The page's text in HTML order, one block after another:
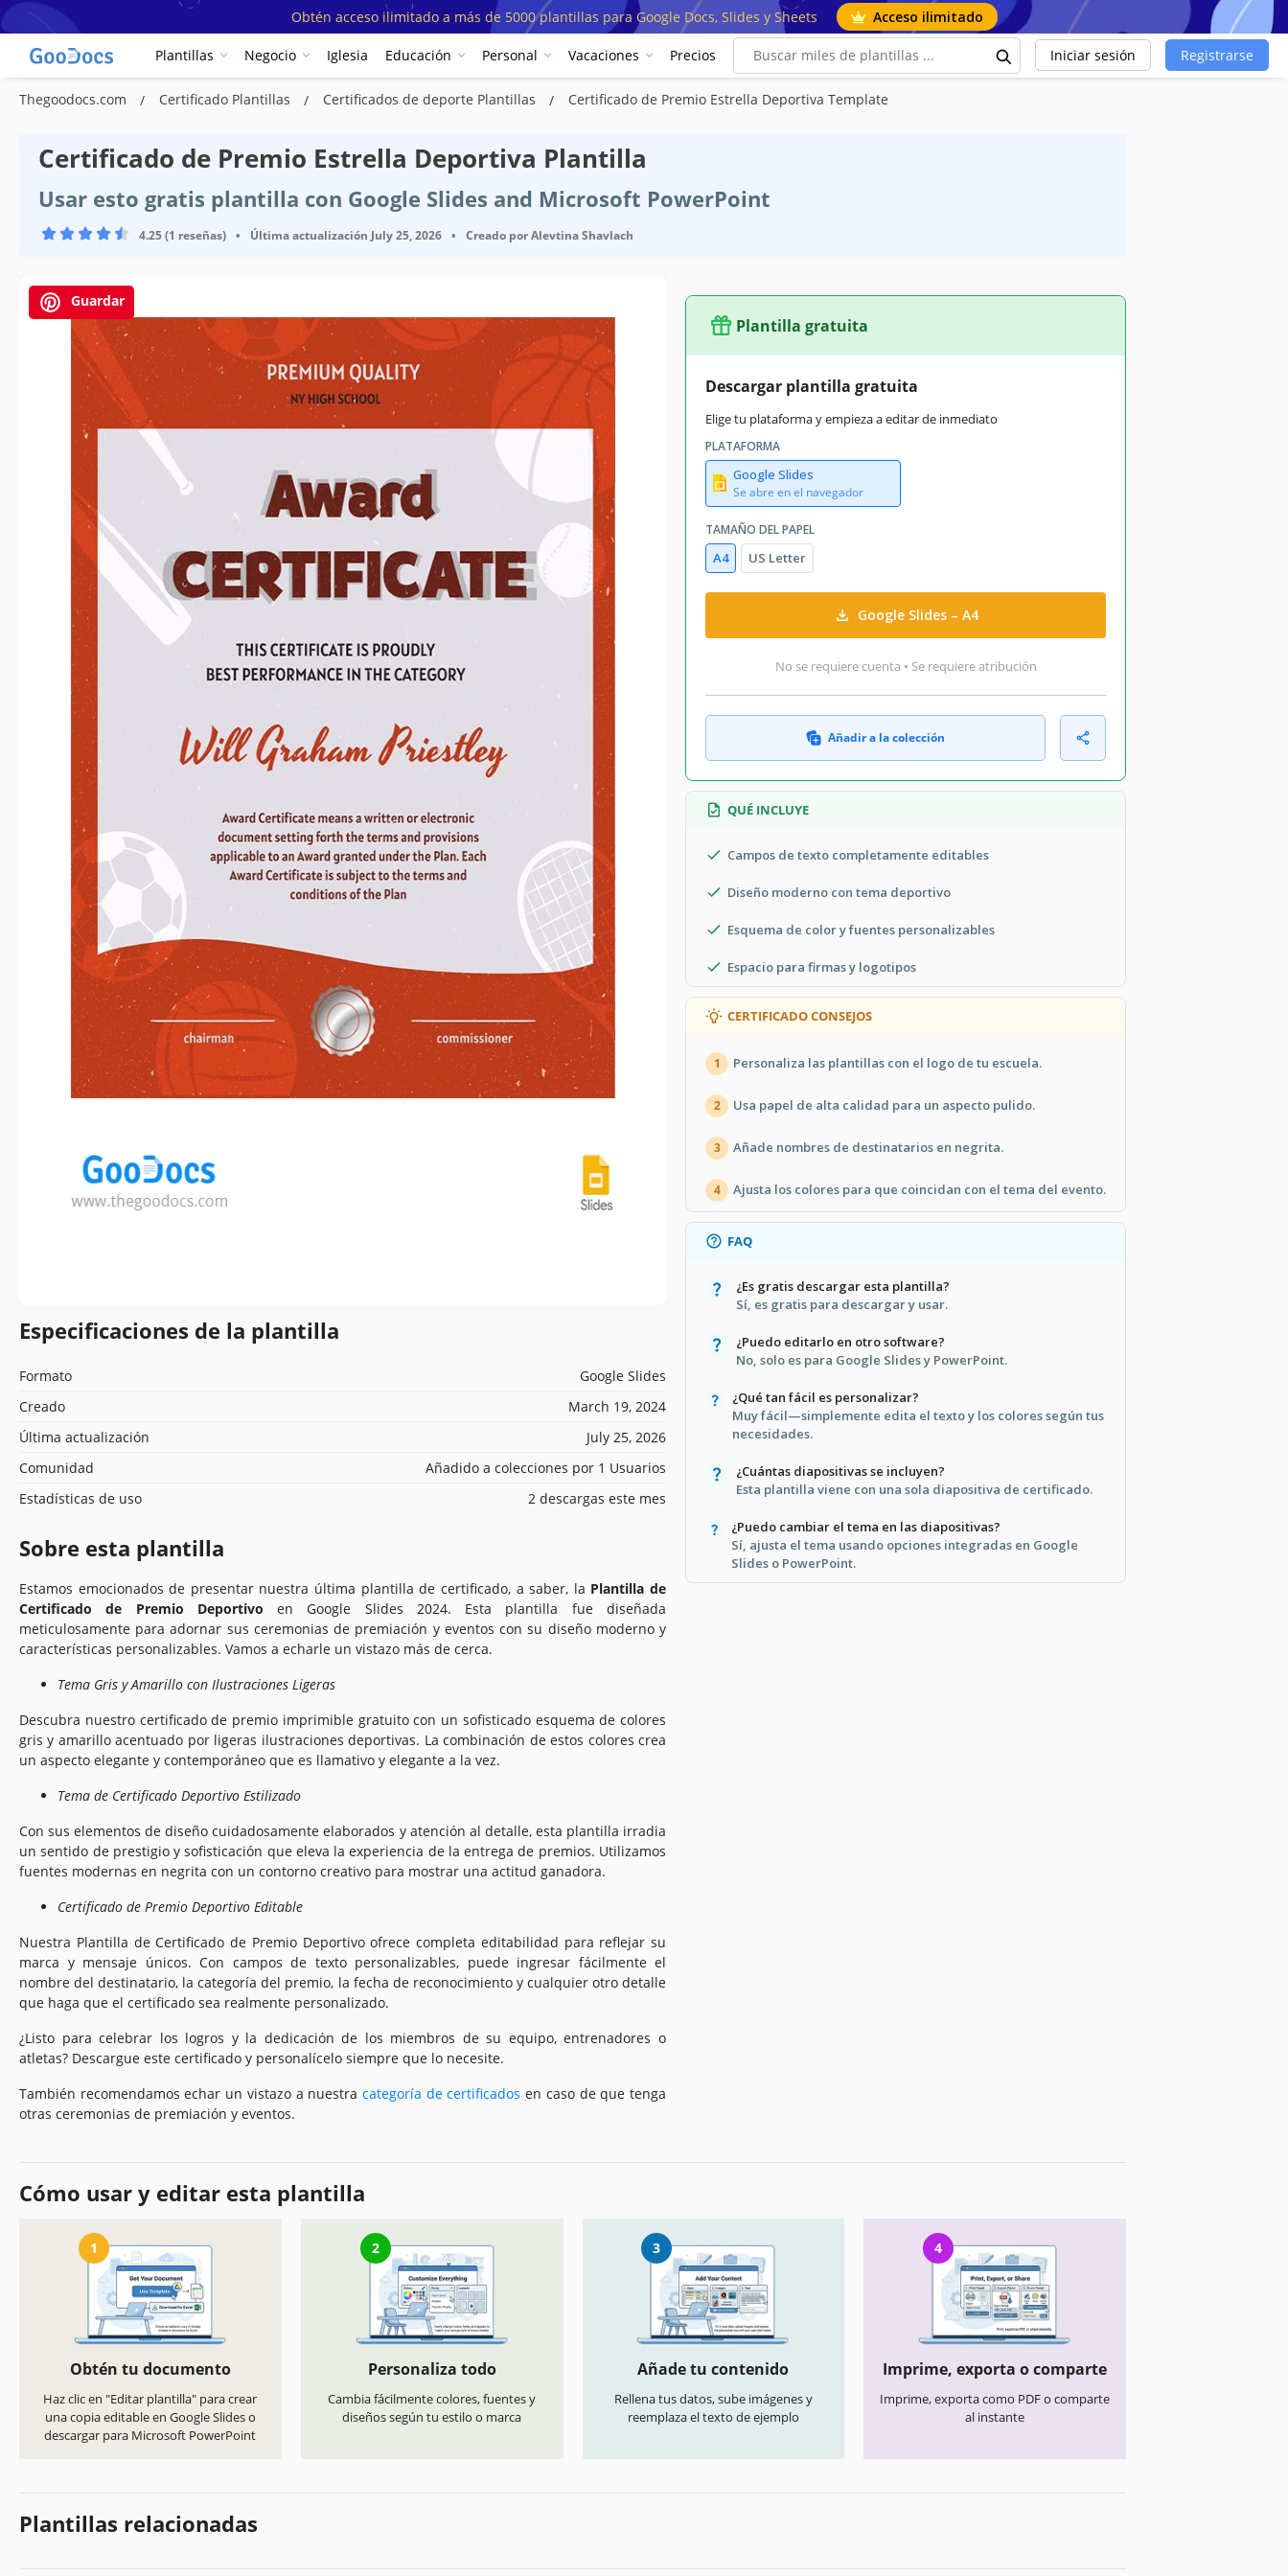
Obtén acceso ilimitado a más de 5000 plantillas para Google Docs, Slides y Sheets Acceso ilimitado
Plantillas Negocio Iglesia Educación Personal Vacaciones Precios Iniciar sesión Registrarse
Thegoodocs.com Certificado Plantillas Certificados de deporte Plantillas Certificado de Premio Estrella Deportiva Template
Certificado de Premio Estrella Deportiva Plantilla
Usar esto gratis plantilla con Google Slides and Microsoft PowerPoint
4.25 (1 reseñas) • Última actualización July 25, 2026 • Creado porAlevtina Shavlach
Guardar
Especificaciones de la plantilla
Formato
Google Slides
Creado
March 19, 2024
Última actualización
July 25, 2026
Comunidad
Añadido a colecciones por 1 Usuarios
Estadísticas de uso
2 descargas este mes
Sobre esta plantilla
Estamos emocionados de presentar nuestra última plantilla de certificado, a saber, la Plantilla de
Certificado de Premio Deportivo en Google Slides 2024. Esta plantilla fue diseñada
meticulosamente para adornar sus ceremonias de premiación y eventos con su diseño moderno y
características personalizables. Vamos a echarle un vistazo más de cerca.
Tema Gris y Amarillo con Ilustraciones Ligeras
Descubra nuestro certificado de premio imprimible gratuito con un sofisticado esquema de colores
gris y amarillo acentuado por ligeras ilustraciones deportivas. La combinación de estos colores crea
un aspecto elegante y contemporáneo que es llamativo y elegante a la vez.
Tema de Certificado Deportivo Estilizado
Con sus elementos de diseño cuidadosamente elaborados y atención al detalle, esta plantilla irradia
un sentido de prestigio y sofisticación que eleva la experiencia de la entrega de premios. Utilizamos
fuentes modernas en negrita con un contorno creativo para mostrar una actitud ganadora.
Certificado de Premio Deportivo Editable
Nuestra Plantilla de Certificado de Premio Deportivo ofrece completa editabilidad para reflejar su
marca y mensaje únicos. Con campos de texto personalizables, puede ingresar fácilmente el
nombre del destinatario, la categoría del premio, la fecha de reconocimiento y cualquier otro detalle
que haga que el certificado sea realmente personalizado.
¿Listo para celebrar los logros y la dedicación de los miembros de su equipo, entrenadores o
atletas? Descargue este certificado y personalícelo siempre que lo necesite.
También recomendamos echar un vistazo a nuestra categoría de certificados en caso de que tenga
otras ceremonias de premiación y eventos.
Plantilla gratuita
Descargar plantilla gratuita
Elige tu plataforma y empieza a editar de inmediato
PLATAFORMA
Google Slides
Se abre en el navegador
TAMAÑO DEL PAPEL
A4 US Letter
Google Slides – A4
No se requiere cuenta • Se requiere atribución
Añadir a la colección
QUÉ INCLUYE
Campos de texto completamente editables
Diseño moderno con tema deportivo
Esquema de color y fuentes personalizables
Espacio para firmas y logotipos
CERTIFICADO CONSEJOS
1 Personaliza las plantillas con el logo de tu escuela.
2 Usa papel de alta calidad para un aspecto pulido.
3 Añade nombres de destinatarios en negrita.
4 Ajusta los colores para que coincidan con el tema del evento.
FAQ
¿Es gratis descargar esta plantilla?
Sí, es gratis para descargar y usar.
¿Puedo editarlo en otro software?
No, solo es para Google Slides y PowerPoint.
¿Qué tan fácil es personalizar?
Muy fácil—simplemente edita el texto y los colores según tus
necesidades.
¿Cuántas diapositivas se incluyen?
Esta plantilla viene con una sola diapositiva de certificado.
¿Puedo cambiar el tema en las diapositivas?
Sí, ajusta el tema usando opciones integradas en Google
Slides o PowerPoint.
Cómo usar y editar esta plantilla
1
Obtén tu documento
Haz clic en "Editar plantilla" para crear
una copia editable en Google Slides o
descargar para Microsoft PowerPoint
2
Personaliza todo
Cambia fácilmente colores, fuentes y
diseños según tu estilo o marca
3
Añade tu contenido
Rellena tus datos, sube imágenes y
reemplaza el texto de ejemplo
4
Imprime, exporta o comparte
Imprime, exporta como PDF o comparte
al instante
Plantillas relacionadas